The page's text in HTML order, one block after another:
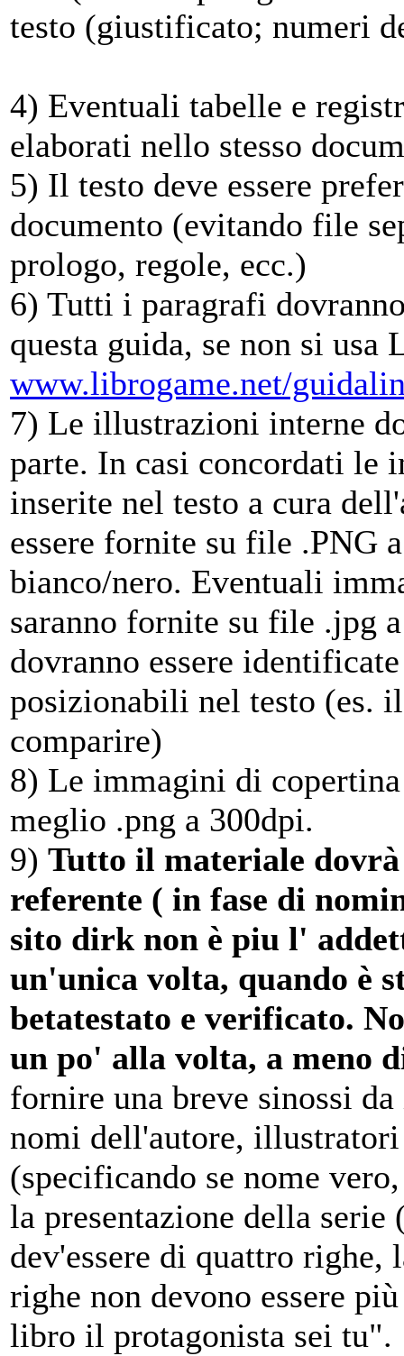
testo (giustificato; numeri
4) Eventuali tabelle e
elaborati nello stesso
5) Il testo deve essere
documento (evitando file
prologo, regole, ecc.)
6) Tutti i paragrafi
questa guida, se non si usa
www.librogame.net/
7) Le illustrazioni interne
parte. In casi concordati le
inserite nel testo a cura
essere fornite su file .PNG
bianco/nero. Eventuali
saranno fornite su file .jpg
dovranno essere
posizionabili nel testo (es.
comparire)
8) Le immagini di
meglio .png a 300dpi.
9) Tutto il materiale
referente ( in fase di
sito dirk non è piu l'
un'unica volta, quando è
betatestato e verificato.
un po' alla volta, a meno
fornire una breve sinossi
nomi dell'autore,
(specificando se nome
la presentazione della
dev'essere di quattro
righe non devono essere
libro il protagonista sei tu".